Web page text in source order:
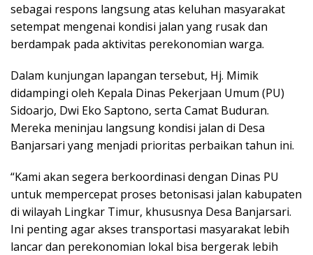
sebagai respons langsung atas keluhan masyarakat
setempat mengenai kondisi jalan yang rusak dan
berdampak pada aktivitas perekonomian warga.
Dalam kunjungan lapangan tersebut, Hj. Mimik
didampingi oleh Kepala Dinas Pekerjaan Umum (PU)
Sidoarjo, Dwi Eko Saptono, serta Camat Buduran.
Mereka meninjau langsung kondisi jalan di Desa
Banjarsari yang menjadi prioritas perbaikan tahun ini.
“Kami akan segera berkoordinasi dengan Dinas PU
untuk mempercepat proses betonisasi jalan kabupaten
di wilayah Lingkar Timur, khususnya Desa Banjarsari.
Ini penting agar akses transportasi masyarakat lebih
lancar dan perekonomian lokal bisa bergerak lebih